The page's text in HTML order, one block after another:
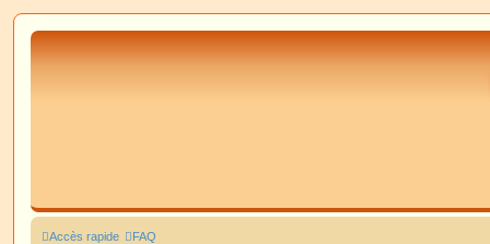
Accès rapide FAQ